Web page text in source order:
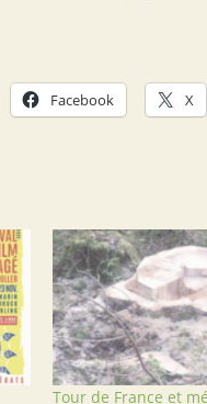
Facebook X
Tour de France et